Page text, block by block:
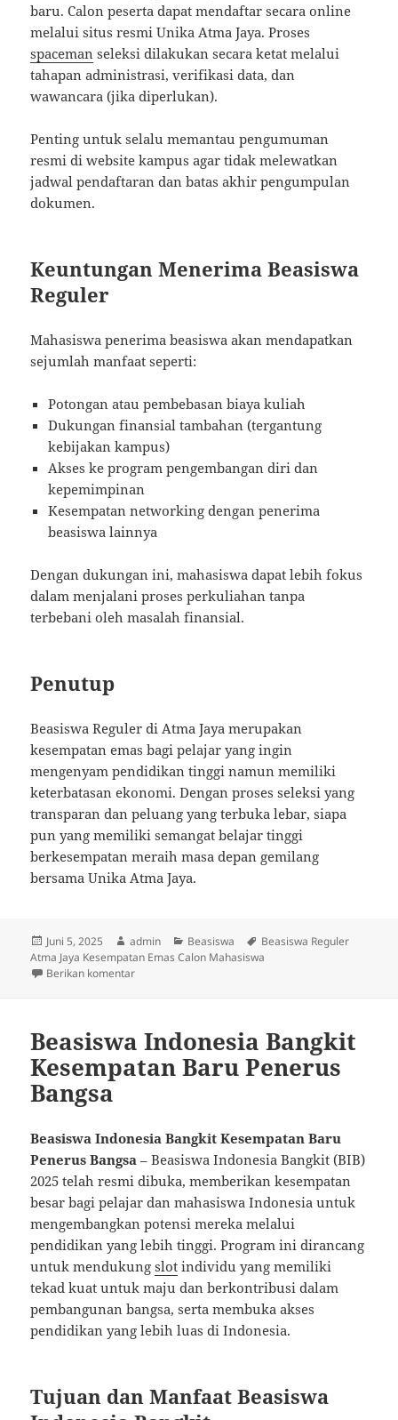
baru. Calon peserta dapat mendaftar secara online
melalui situs resmi Unika Atma Jaya. Proses
spaceman seleksi dilakukan secara ketat melalui
tahapan administrasi, verifikasi data, dan
wawancara (jika diperlukan).
Penting untuk selalu memantau pengumuman
resmi di website kampus agar tidak melewatkan
jadwal pendaftaran dan batas akhir pengumpulan
dokumen.
Keuntungan Menerima Beasiswa
Reguler
Mahasiswa penerima beasiswa akan mendapatkan
sejumlah manfaat seperti:
Potongan atau pembebasan biaya kuliah
Dukungan finansial tambahan (tergantung
kebijakan kampus)
Akses ke program pengembangan diri dan
kepemimpinan
Kesempatan networking dengan penerima
beasiswa lainnya
Dengan dukungan ini, mahasiswa dapat lebih fokus
dalam menjalani proses perkuliahan tanpa
terbebani oleh masalah finansial.
Penutup
Beasiswa Reguler di Atma Jaya merupakan
kesempatan emas bagi pelajar yang ingin
mengenyam pendidikan tinggi namun memiliki
keterbatasan ekonomi. Dengan proses seleksi yang
transparan dan peluang yang terbuka lebar, siapa
pun yang memiliki semangat belajar tinggi
berkesempatan meraih masa depan gemilang
bersama Unika Atma Jaya.
Diposkan
pada
Juni 5, 2025 Penulis
admin Kategori
Beasiswa Tag
Beasiswa Reguler
Atma Jaya Kesempatan Emas Calon Mahasiswa
Berikan komentaruntuk Beasiswa Reguler Atma Jaya Kesempatan
Beasiswa Indonesia Bangkit
Kesempatan Baru Penerus
Bangsa
Beasiswa Indonesia Bangkit Kesempatan Baru
Penerus Bangsa – Beasiswa Indonesia Bangkit (BIB)
2025 telah resmi dibuka, memberikan kesempatan
besar bagi pelajar dan mahasiswa Indonesia untuk
mengembangkan potensi mereka melalui
pendidikan yang lebih tinggi. Program ini dirancang
untuk mendukungslot individu yang memiliki
tekad kuat untuk maju dan berkontribusi dalam
pembangunan bangsa, serta membuka akses
pendidikan yang lebih luas di Indonesia.
Tujuan dan Manfaat Beasiswa